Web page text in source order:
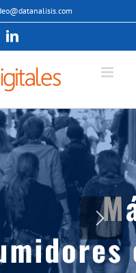
LinkedIn